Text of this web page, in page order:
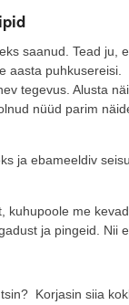
saanud. Tead ju,
aasta
tegevus. Alusta
nüüd parim
ja ebameeldiv
kuhupoole me
ja pingeid. Nii
Korjasin siia